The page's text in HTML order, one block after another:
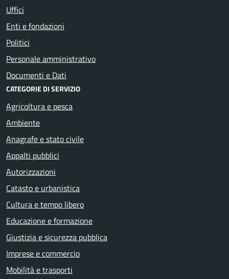
Uffici
Enti e fondazioni
Politici
Personale amministrativo
Documenti e Dati
CATEGORIE DI SERVIZIO
Agricoltura e pesca
Ambiente
Anagrafe e stato civile
Appalti pubblici
Autorizzazioni
Catasto e urbanistica
Cultura e tempo libero
Educazione e formazione
Giustizia e sicurezza pubblica
Imprese e commercio
Mobilità e trasporti